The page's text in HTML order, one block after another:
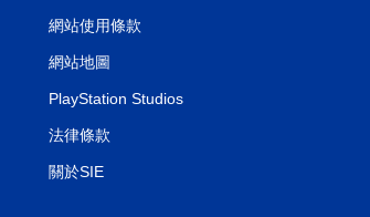
網站使用條款
網站地圖
PlayStation Studios
法律條款
關於SIE